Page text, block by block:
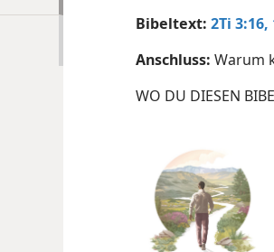
Bibeltext: 2Ti 3:16,
Anschluss: Warum
WO DU DIESEN